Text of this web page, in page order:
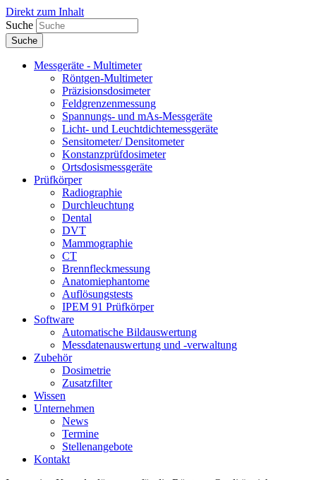
Direkt zum Inhalt
Suche
Messgeräte - Multimeter
Röntgen-Multimeter
Präzisionsdosimeter
Feldgrenzenmessung
Spannungs- und mAs-Messgeräte
Licht- und Leuchtdichtemessgeräte
Sensitometer/ Densitometer
Konstanzprüfdosimeter
Ortsdosismessgeräte
Prüfkörper
Radiographie
Durchleuchtung
Dental
DVT
Mammographie
CT
Brennfleckmessung
Anatomiephantome
Auflösungstests
IPEM 91 Prüfkörper
Software
Automatische Bildauswertung
Messdatenauswertung und -verwaltung
Zubehör
Dosimetrie
Zusatzfilter
Wissen
Unternehmen
News
Termine
Stellenangebote
Kontakt